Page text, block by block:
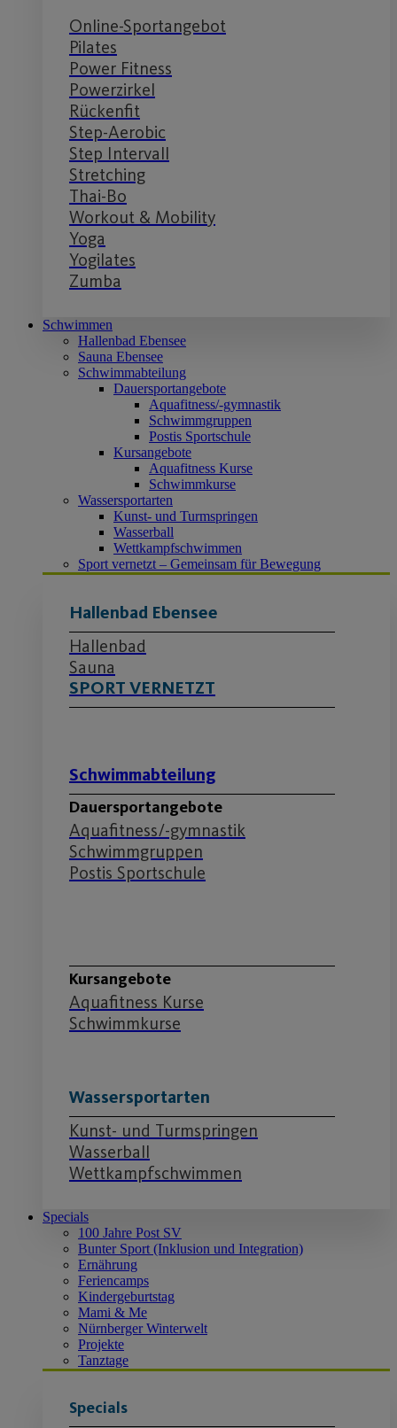
Online-Sportangebot
Pilates
Power Fitness
Powerzirkel
Rückenfit
Step-Aerobic
Step Intervall
Stretching
Thai-Bo
Workout & Mobility
Yoga
Yogilates
Zumba
Schwimmen
Hallenbad Ebensee
Sauna Ebensee
Schwimmabteilung
Dauersportangebote
Aquafitness/-gymnastik
Schwimmgruppen
Postis Sportschule
Kursangebote
Aquafitness Kurse
Schwimmkurse
Wassersportarten
Kunst- und Turmspringen
Wasserball
Wettkampfschwimmen
Sport vernetzt – Gemeinsam für Bewegung
Hallenbad Ebensee
Hallenbad
Sauna
SPORT VERNETZT
Schwimmabteilung
Dauersportangebote
Aquafitness/-gymnastik
Schwimmgruppen
Postis Sportschule
Kursangebote
Aquafitness Kurse
Schwimmkurse
Wassersportarten
Kunst- und Turmspringen
Wasserball
Wettkampfschwimmen
Specials
100 Jahre Post SV
Bunter Sport (Inklusion und Integration)
Ernährung
Feriencamps
Kindergeburtstag
Mami & Me
Nürnberger Winterwelt
Projekte
Tanztage
Specials